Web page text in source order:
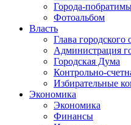
Города-
Фотоальбом
Власть
Глава городского
Администрация
Городская Дума
Контрольно-
Избирательные
Экономика
Экономика
Финансы